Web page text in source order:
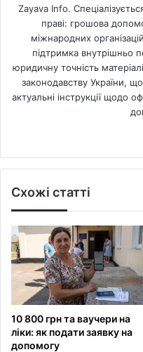
Zayava Info.
праві: грошова
міжнародних
підтримка внутрішньо
юридичну точність
законодавству України,
актуальні інструкції щодо
Схожі статті
10 800 грн та ваучери на
ліки: як подати заявку на
допомогу